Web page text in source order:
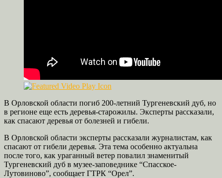
В Орловской области погиб 200-летний Тургеневский дуб, но
в регионе еще есть деревья-старожилы. Эксперты рассказали,
как спасают деревья от болезней и гибели.
В Орловской области эксперты рассказали журналистам, как
спасают от гибели деревья. Эта тема особенно актуальна
после того, как ураганный ветер повалил знаменитый
Тургеневский дуб в музее-заповеднике “Спасское-
Лутовиново”, сообщает ГТРК “Орел”.